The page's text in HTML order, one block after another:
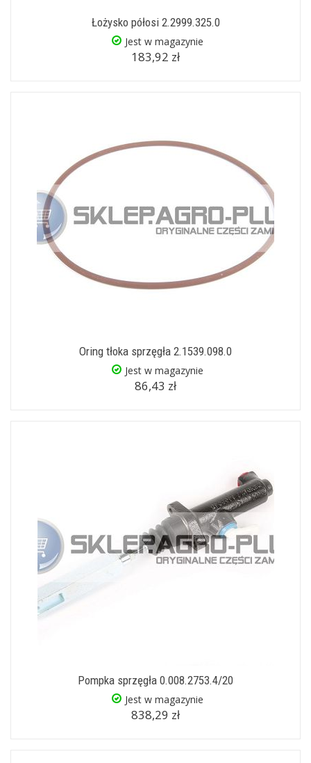
Łożysko półosi 2.2999.325.0
Jest w magazynie
183,92 zł
Oring tłoka sprzęgła 2.1539.098.0
Jest w magazynie
86,43 zł
Pompka sprzęgła 0.008.2753.4/20
Jest w magazynie
838,29 zł